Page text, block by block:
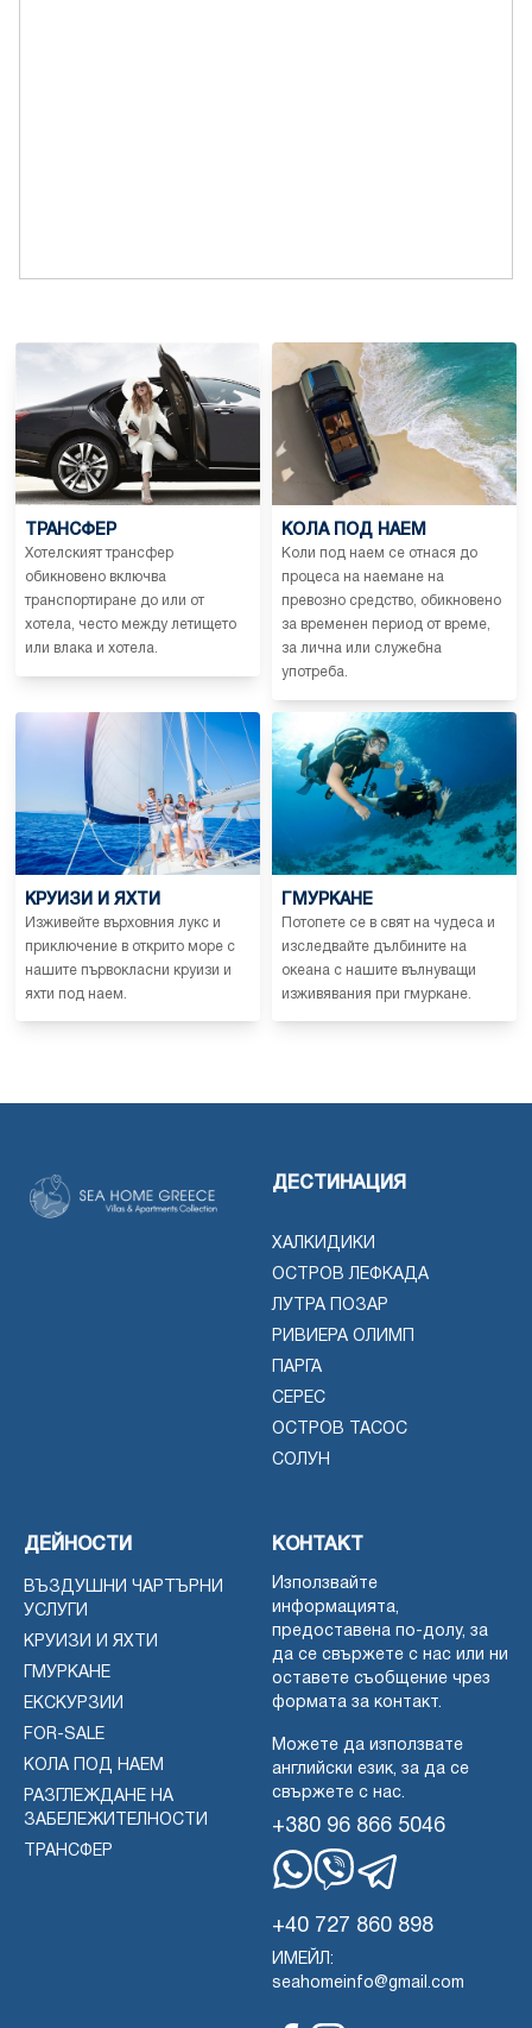
ТРАНСФЕР
Хотелският трансфер
обикновено включва
транспортиране до или от
хотела, често между летището
или влака и хотела.
КОЛА ПОД НАЕМ
Коли под наем се отнася до
процеса на наемане на
превозно средство, обикновено
за временен период от време,
за лична или служебна
употреба.
КРУИЗИ И ЯХТИ
Изживейте върховния лукс и
приключение в открито море с
нашите първокласни круизи и
яхти под наем.
ГМУРКАНЕ
Потопете се в свят на чудеса и
изследвайте дълбините на
океана с нашите вълнуващи
изживявания при гмуркане.
ДЕСТИНАЦИЯ
ХАЛКИДИКИ
ОСТРОВ ЛЕФКАДА
ЛУТРА ПОЗАР
РИВИЕРА ОЛИМП
ПАРГА
СЕРЕС
ОСТРОВ ТАСОС
СОЛУН
ДЕЙНОСТИ
ВЪЗДУШНИ ЧАРТЪРНИ
УСЛУГИ
КРУИЗИ И ЯХТИ
ГМУРКАНЕ
ЕКСКУРЗИИ
FOR-SALE
КОЛА ПОД НАЕМ
РАЗГЛЕЖДАНЕ НА
ЗАБЕЛЕЖИТЕЛНОСТИ
ТРАНСФЕР
КОНТАКТ
Използвайте
информацията,
предоставена по-долу, за
да се свържете с нас или ни
оставете съобщение чрез
формата за контакт.
Можете да използвате
английски език, за да се
свържете с нас.
+380 96 866 5046
+40 727 860 898
ИМЕЙЛ:
seahomeinfo@gmail.com